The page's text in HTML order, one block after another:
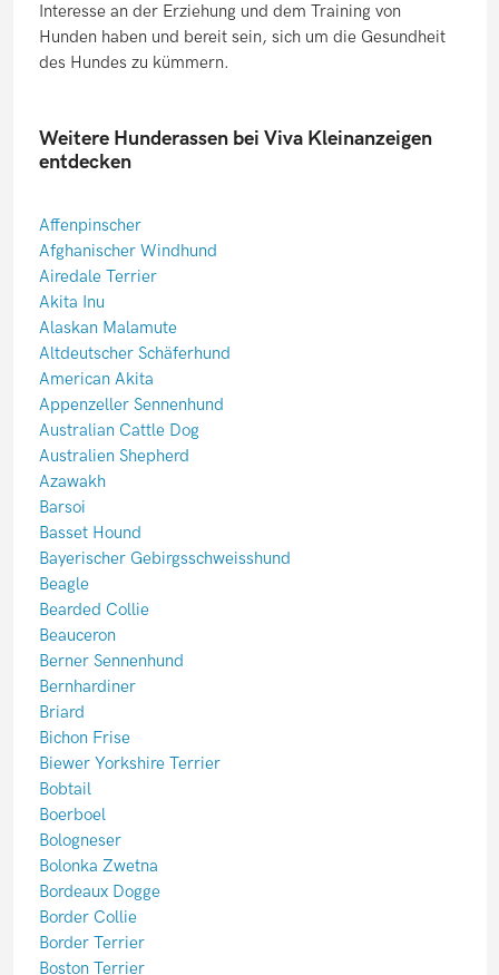
Interesse an der Erziehung und dem Training von
Hunden haben und bereit sein, sich um die Gesundheit
des Hundes zu kümmern.
Weitere Hunderassen bei Viva Kleinanzeigen
entdecken
Affenpinscher
Afghanischer Windhund
Airedale Terrier
Akita Inu
Alaskan Malamute
Altdeutscher Schäferhund
American Akita
Appenzeller Sennenhund
Australian Cattle Dog
Australien Shepherd
Azawakh
Barsoi
Basset Hound
Bayerischer Gebirgsschweisshund
Beagle
Bearded Collie
Beauceron
Berner Sennenhund
Bernhardiner
Briard
Bichon Frise
Biewer Yorkshire Terrier
Bobtail
Boerboel
Bologneser
Bolonka Zwetna
Bordeaux Dogge
Border Collie
Border Terrier
Boston Terrier